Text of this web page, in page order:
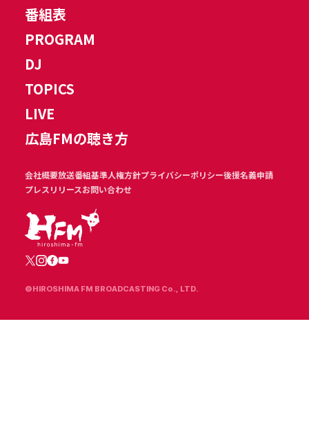
番組表
PROGRAM
DJ
TOPICS
LIVE
広島FMの聴き方
会社概要放送番組基準人権方針プライバシーポリシー後援名義申請
プレスリリースお問い合わせ
©HIROSHIMA FM BROADCASTING Co., LTD.